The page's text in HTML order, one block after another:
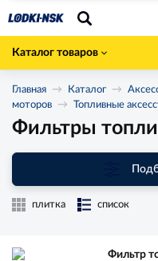
Каталог товаров
Главная Каталог
моторов
Топливные
Фильтры
плитка список
Фильтр